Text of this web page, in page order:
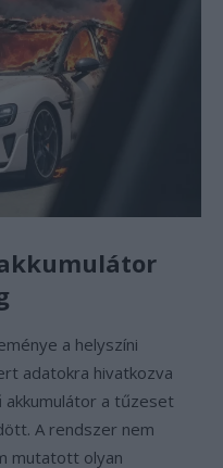
a helyszíni
adatokra hivatkozva
a tűzeset
A rendszer nem
mutatott olyan